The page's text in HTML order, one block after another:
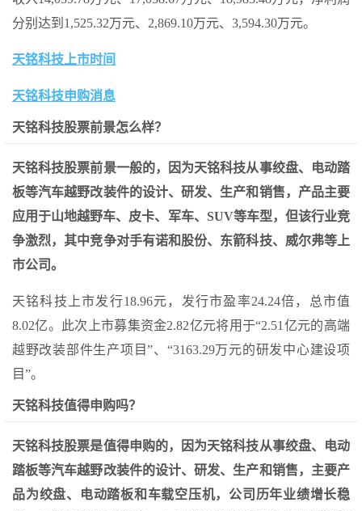
分别达到1,525.32万元、2,869.10万元、3,594.30万元。
天铭科技上市时间
天铭科技申购消息
天铭科技股票前景怎么样？
天铭科技股票前景一般的，因为天铭科技从事绞盘、电动踏
板等汽车越野改装件的设计、研发、生产和销售，产品主要
应用于山地越野车、皮卡、军车、SUV等车型，但该行业竞
争激烈，其中竞争对手有诺和股份、东箭科技、威尔弗等上
市公司。
天铭科技上市发行18.96元，发行市盈率24.24倍，总市值
8.02亿。此次上市募集资金2.82亿元将用于“2.51亿元的高端
越野改装部件生产项目”、“3163.29万元的研发中心建设项
目”。
天铭科技值得申购吗？
天铭科技股票是值得申购的，因为天铭科技从事绞盘、电动
踏板等汽车越野改装件的设计、研发、生产和销售，主要产
品为绞盘、电动踏板和车载空压机，公司历年业绩增长稳